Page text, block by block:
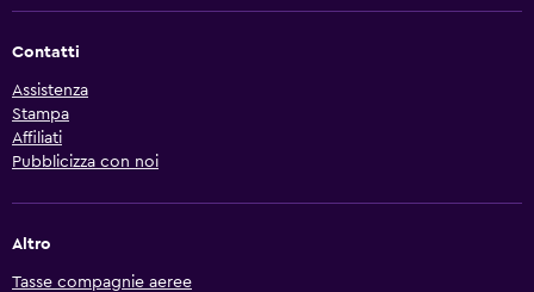
Contatti
Assistenza
Stampa
Affiliati
Pubblicizza con noi
Altro
Tasse compagnie aeree